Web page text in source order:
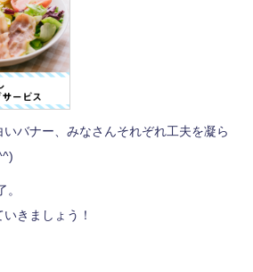
バナー、みなさんそれぞれ工夫を凝ら
きましょう！